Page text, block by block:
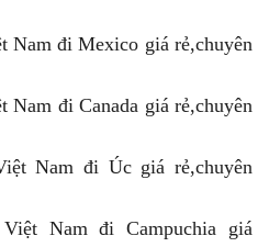
Nam đi Mexico giá rẻ,chuyên
Nam đi Canada giá rẻ,chuyên
Nam đi Úc giá rẻ,chuyên
Nam đi Campuchia giá